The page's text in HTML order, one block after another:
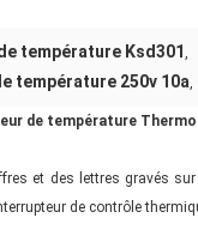
température Ksd301 ,
température 250v 10a,
de température
et des lettres gravés
de contrôle